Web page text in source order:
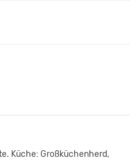
Küche: Großküchenherd,